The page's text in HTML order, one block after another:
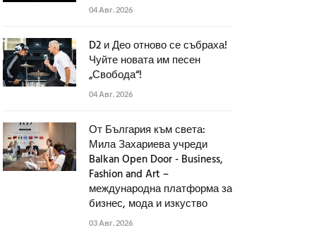
04 Авг. 2026
D2 и Део отново се събраха!
Чуйте новата им песен
„Свобода“!
04 Авг. 2026
От България към света:
Мила Захариева учреди
Balkan Open Door - Business,
Fashion and Art –
международна платформа за
бизнес, мода и изкуство
03 Авг. 2026